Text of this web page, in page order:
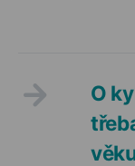
O